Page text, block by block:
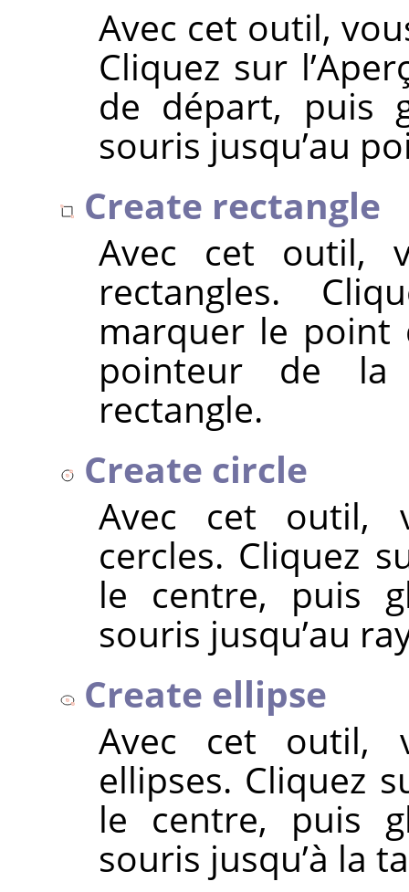
Avec cet outil,
Cliquez sur
de départ, puis
souris jusqu’au
Create rectangle
Avec cet outil,
rectangles.
marquer le point
pointeur de
rectangle.
Create circle
Avec cet outil,
cercles. Cliquez
le centre, puis
souris jusqu’au
Create ellipse
Avec cet outil,
ellipses. Cliquez
le centre, puis
souris jusqu’à la